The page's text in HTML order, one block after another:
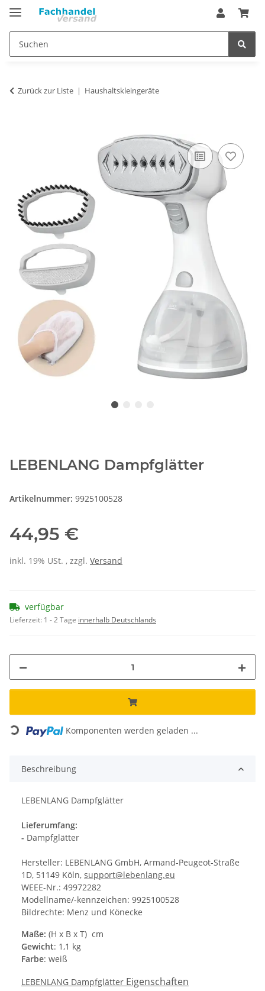
Zurück zur Liste Haushaltskleingeräte
LEBENLANG Dampfglätter
Artikelnummer: 9925100528
44,95 €
inkl. 19% USt. , zzgl. Versand
verfügbar
Lieferzeit: 1 - 2 Tage innerhalb Deutschlands
Loading... Komponenten werden geladen ...
Beschreibung
LEBENLANG Dampfglätter
Lieferumfang:
- Dampfglätter
Hersteller: LEBENLANG GmbH, Armand-Peugeot-Straße
1D, 51149 Köln, support@lebenlang.eu
WEEE-Nr.: 49972282
Modellname/-kennzeichen: 9925100528
Bildrechte: Menz und Könecke
Maße: (H x B x T) cm
Gewicht: 1,1 kg
Farbe: weiß
LEBENLANG Dampfglätter Eigenschaften